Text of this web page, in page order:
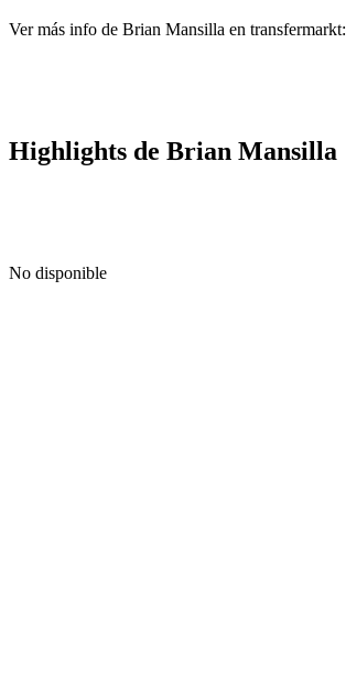
Ver más info de Brian Mansilla en transfermarkt:
Highlights de Brian Mansilla
No disponible